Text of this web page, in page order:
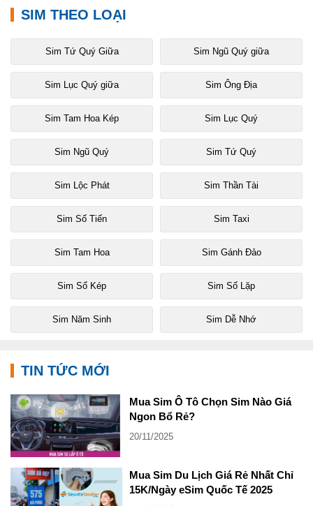
SIM THEO LOẠI
Sim Tứ Quý Giữa Sim Ngũ Quý giữa
Sim Lục Quý giữa Sim Ông Địa
Sim Tam Hoa Kép Sim Lục Quý
Sim Ngũ Quý Sim Tứ Quý
Sim Lộc Phát Sim Thần Tài
Sim Số Tiến Sim Taxi
Sim Tam Hoa Sim Gánh Đảo
Sim Số Kép Sim Số Lặp
Sim Năm Sinh Sim Dễ Nhớ
TIN TỨC MỚI
Mua Sim Ô Tô Chọn Sim Nào Giá
Ngon Bổ Rẻ?
20/11/2025
Mua Sim Du Lịch Giá Rẻ Nhất Chỉ
15K/Ngày eSim Quốc Tế 2025